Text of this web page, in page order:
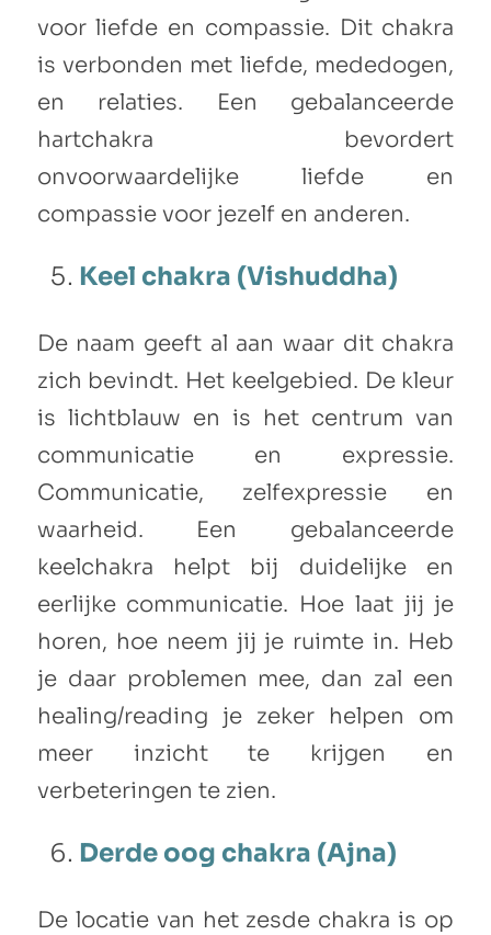
voor liefde en compassie. Dit chakra
is verbonden met liefde, mededogen,
en relaties. Een gebalanceerde
hartchakra bevordert
onvoorwaardelijke liefde en
compassie voor jezelf en anderen.
Keel chakra (Vishuddha)
De naam geeft al aan waar dit chakra
zich bevindt. Het keelgebied. De kleur
is lichtblauw en is het centrum van
communicatie en expressie.
Communicatie, zelfexpressie en
waarheid. Een gebalanceerde
keelchakra helpt bij duidelijke en
eerlijke communicatie. Hoe laat jij je
horen, hoe neem jij je ruimte in. Heb
je daar problemen mee, dan zal een
healing/reading je zeker helpen om
meer inzicht te krijgen en
verbeteringen te zien.
Derde oog chakra (Ajna)
De locatie van het zesde chakra is op